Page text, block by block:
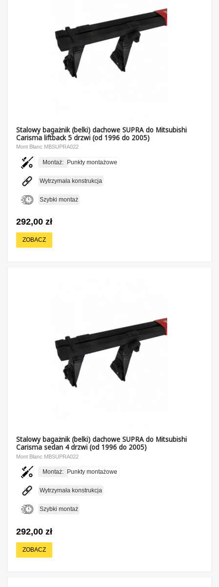
Stalowy bagażnik (belki) dachowe SUPRA do Mitsubishi
Carisma liftback 5 drzwi (od 1996 do 2005)
Mont Blanc MBSUPRA022
Montaż: Punkty montażowe
Wytrzymała konstrukcja
Szybki montaż
292,00 zł
ZOBACZ
Stalowy bagażnik (belki) dachowe SUPRA do Mitsubishi
Carisma sedan 4 drzwi (od 1996 do 2005)
Mont Blanc MBSUPRA022
Montaż: Punkty montażowe
Wytrzymała konstrukcja
Szybki montaż
292,00 zł
ZOBACZ